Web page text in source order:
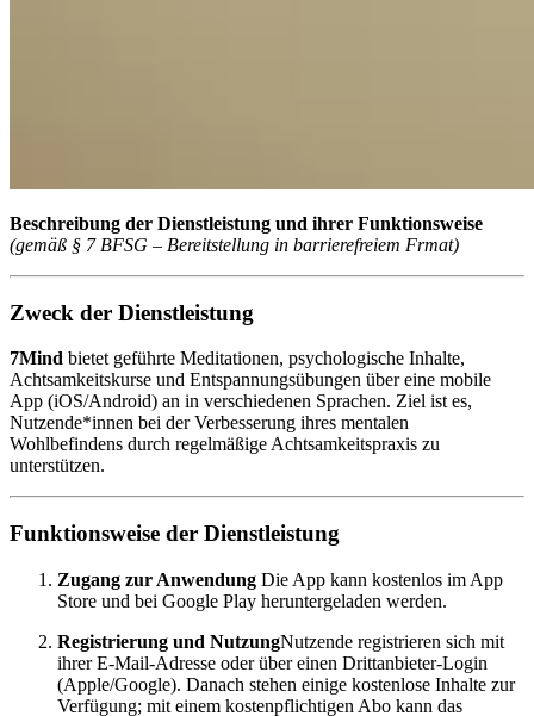
Beschreibung der Dienstleistung und ihrer Funktionsweise
(gemäß § 7 BFSG – Bereitstellung in barrierefreiem Frmat)
Zweck der Dienstleistung
7Mind bietet geführte Meditationen, psychologische Inhalte,
Achtsamkeitskurse und Entspannungsübungen über eine mobile
App (iOS/Android) an in verschiedenen Sprachen. Ziel ist es,
Nutzende*innen bei der Verbesserung ihres mentalen
Wohlbefindens durch regelmäßige Achtsamkeitspraxis zu
unterstützen.
Funktionsweise der Dienstleistung
Zugang zur Anwendung Die App kann kostenlos im App
Store und bei Google Play heruntergeladen werden.
Registrierung und NutzungNutzende registrieren sich mit
ihrer E-Mail-Adresse oder über einen Drittanbieter-Login
(Apple/Google). Danach stehen einige kostenlose Inhalte zur
Verfügung; mit einem kostenpflichtigen Abo kann das